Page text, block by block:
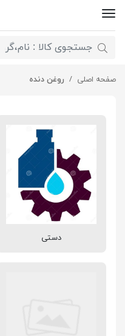
صفحه اصلی روغن دنده
دستی